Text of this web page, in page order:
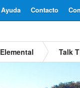
Contacto
Ayuda
Elemental Talk